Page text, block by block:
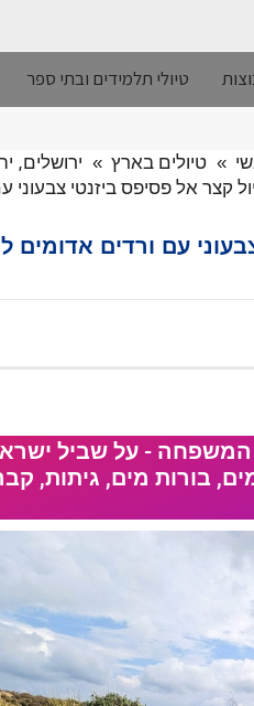
טיולי תלמידים ובתי ספר
» טיולים בארץ » ירושלים,
קצר אל פסיפס ביזנטי
עם ורדים אדומים
המשפחה - על שביל
בורות מים, גיתות,